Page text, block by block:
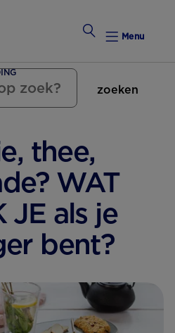
Menu
zoeken
thee,
WAT
JE als je
bent?